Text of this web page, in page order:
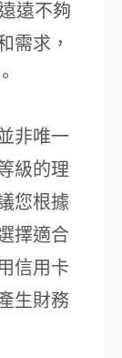
遠不夠
需求，
非唯一
級的理
您根據
擇適合
信用卡
生財務